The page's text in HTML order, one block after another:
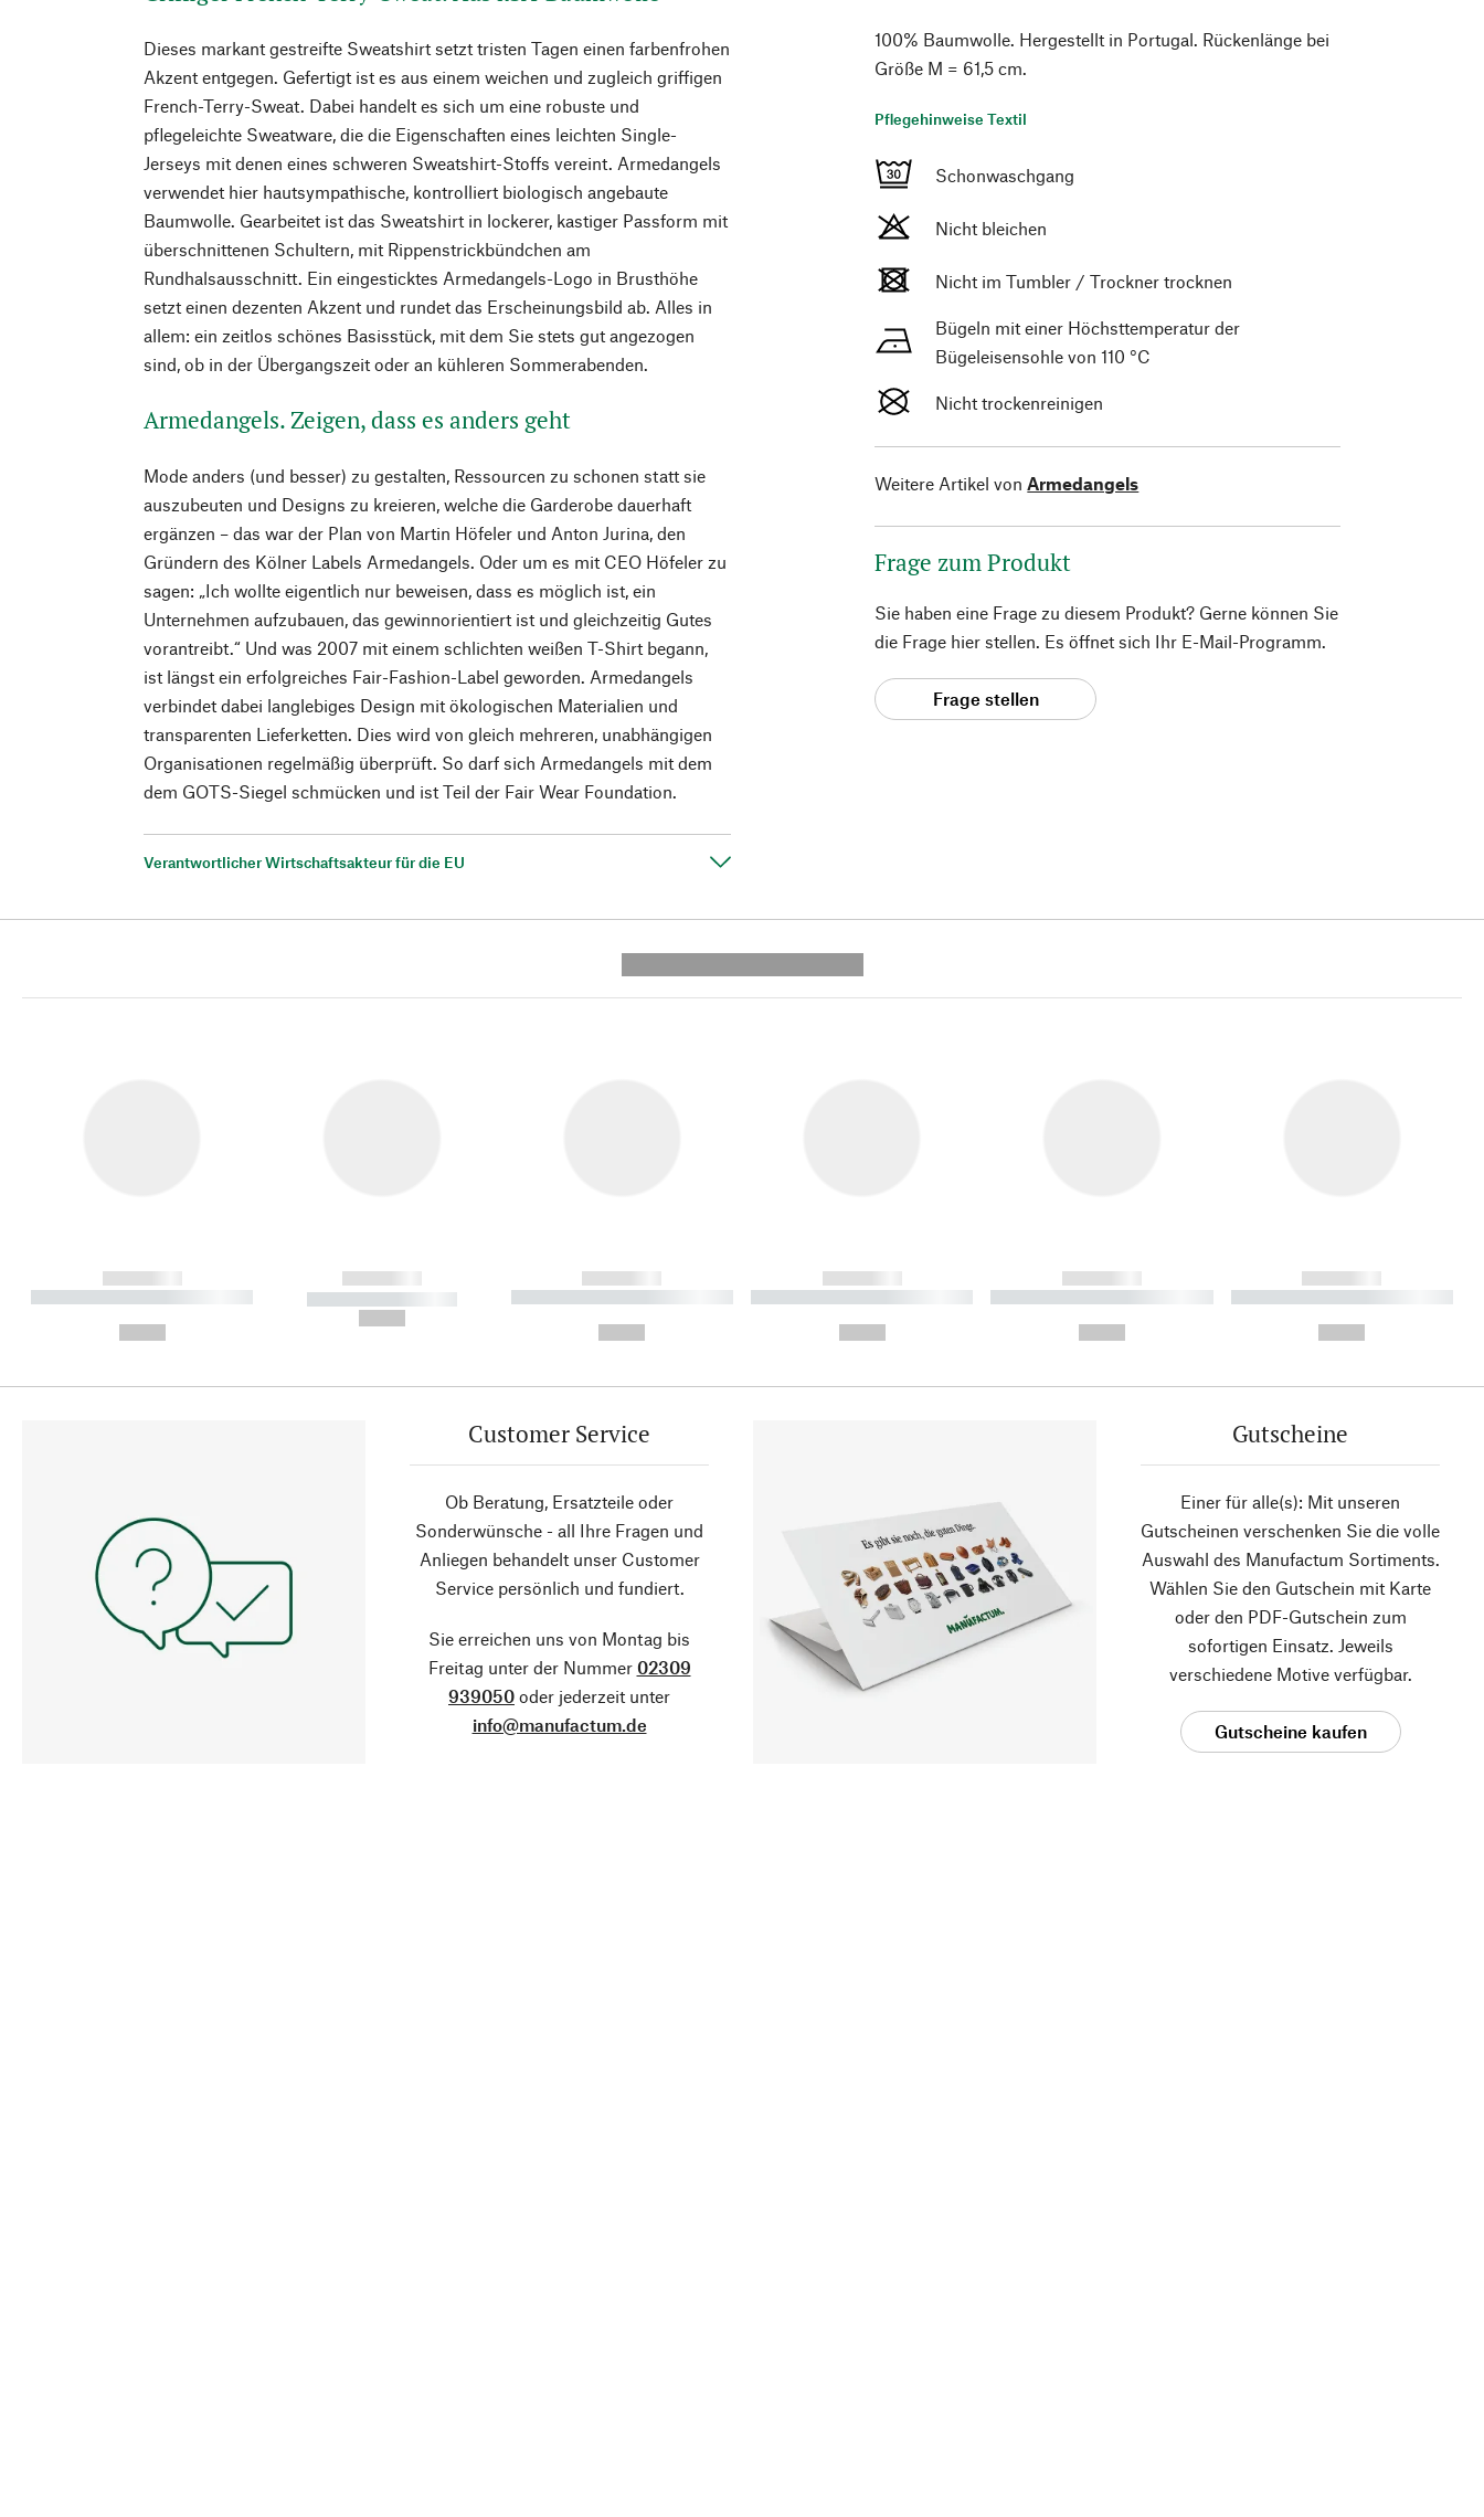
Dieses markant gestreifte Sweatshirt setzt tristen Tagen einen farbenfrohen
Akzent entgegen. Gefertigt ist es aus einem weichen und zugleich griffigen
French-Terry-Sweat. Dabei handelt es sich um eine robuste und
pflegeleichte Sweatware, die die Eigenschaften eines leichten Single-
Jerseys mit denen eines schweren Sweatshirt-Stoffs vereint. Armedangels
verwendet hier hautsympathische, kontrolliert biologisch angebaute
Baumwolle. Gearbeitet ist das Sweatshirt in lockerer, kastiger Passform mit
überschnittenen Schultern, mit Rippenstrickbündchen am
Rundhalsausschnitt. Ein eingesticktes Armedangels-Logo in Brusthöhe
setzt einen dezenten Akzent und rundet das Erscheinungsbild ab. Alles in
allem: ein zeitlos schönes Basisstück, mit dem Sie stets gut angezogen
sind, ob in der Übergangszeit oder an kühleren Sommerabenden.
Armedangels. Zeigen, dass es anders geht
Mode anders (und besser) zu gestalten, Ressourcen zu schonen statt sie
auszubeuten und Designs zu kreieren, welche die Garderobe dauerhaft
ergänzen – das war der Plan von Martin Höfeler und Anton Jurina, den
Gründern des Kölner Labels Armedangels. Oder um es mit CEO Höfeler zu
sagen: „Ich wollte eigentlich nur beweisen, dass es möglich ist, ein
Unternehmen aufzubauen, das gewinnorientiert ist und gleichzeitig Gutes
vorantreibt.“ Und was 2007 mit einem schlichten weißen T-Shirt begann,
ist längst ein erfolgreiches Fair-Fashion-Label geworden. Armedangels
verbindet dabei langlebiges Design mit ökologischen Materialien und
transparenten Lieferketten. Dies wird von gleich mehreren, unabhängigen
Organisationen regelmäßig überprüft. So darf sich Armedangels mit dem
dem GOTS-Siegel schmücken und ist Teil der Fair Wear Foundation.
Verantwortlicher Wirtschaftsakteur für die EU
100% Baumwolle. Hergestellt in Portugal. Rückenlänge bei
Größe M = 61,5 cm.
Pflegehinweise Textil
Schonwaschgang
Nicht bleichen
Nicht im Tumbler / Trockner trocknen
Bügeln mit einer Höchsttemperatur der
Bügeleisensohle von 110 °C
Nicht trockenreinigen
Weitere Artikel von Armedangels
Frage zum Produkt
Sie haben eine Frage zu diesem Produkt? Gerne können Sie
die Frage hier stellen. Es öffnet sich Ihr E-Mail-Programm.
Frage stellen
------------
----------- ----------- ----------
------------
----------- -----------
------------
----------- ----------- ----------
------------
----------- ----------- ----------
------------
----------- ----------- ----------
------------
----------- ----------- ----------
Customer Service
Ob Beratung, Ersatzteile oder
Sonderwünsche - all Ihre Fragen und
Anliegen behandelt unser Customer
Service persönlich und fundiert.
Sie erreichen uns von Montag bis
Freitag unter der Nummer 02309
939050 oder jederzeit unter
info@manufactum.de
Gutscheine
Einer für alle(s): Mit unseren
Gutscheinen verschenken Sie die volle
Auswahl des Manufactum Sortiments.
Wählen Sie den Gutschein mit Karte
oder den PDF-Gutschein zum
sofortigen Einsatz. Jeweils
verschiedene Motive verfügbar.
Gutscheine kaufen